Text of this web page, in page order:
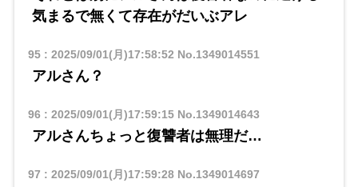
気まるで無くて存在がだいぶアレ
95: 2025/09/01(月)17:58:52 No.1349014551
アルさん？
96 : 2025/09/01(月)17:59:15No.1349014643
アルさんちょっと復讐者は無理だ…
97 : 2025/09/01(月)17:59:28No.1349014697